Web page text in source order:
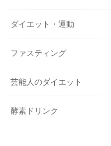
ダイエット・運動
ファスティング
芸能人のダイエット
酵素ドリンク